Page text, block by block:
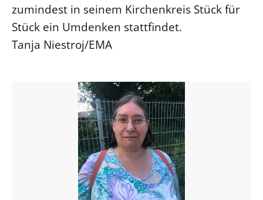
zumindest in seinem Kirchenkreis Stück für
Stück ein Umdenken stattfindet.
Tanja Niestroj/EMA